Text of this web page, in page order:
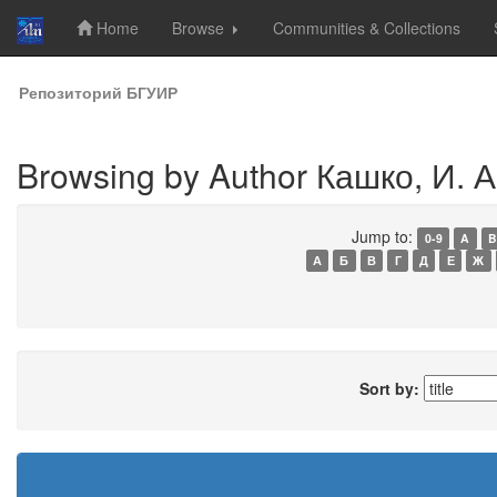
Skip
navigation
Home Browse Communities & Collections
Репозиторий БГУИР
Browsing by Author Кашко, И.
Jump to: 0-9 A
B
А
Б В Г Д Е Ж
Sort by: